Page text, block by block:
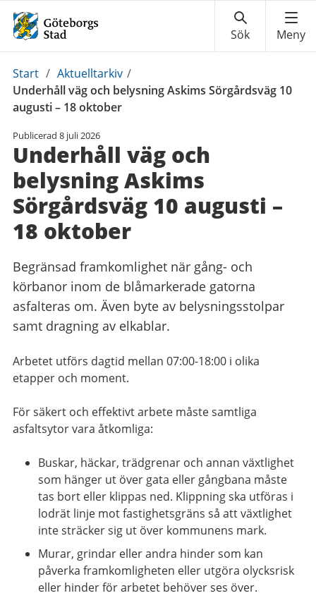
Du
är
här:
Start / Aktuelltarkiv /
Underhåll väg och belysning Askims Sörgårdsväg 10
augusti – 18 oktober
Publicerad 8 juli 2026
Underhåll väg och
belysning Askims
Sörgårdsväg 10 augusti –
18 oktober
Begränsad framkomlighet när gång- och
körbanor inom de blåmarkerade gatorna
asfalteras om. Även byte av belysningsstolpar
samt dragning av elkablar.
Arbetet utförs dagtid mellan 07:00-18:00 i olika
etapper och moment.
För säkert och effektivt arbete måste samtliga
asfaltsytor vara åtkomliga:
Buskar, häckar, trädgrenar och annan växtlighet
som hänger ut över gata eller gångbana måste
tas bort eller klippas ned. Klippning ska utföras i
lodrät linje mot fastighetsgräns så att växtlighet
inte sträcker sig ut över kommunens mark.
Murar, grindar eller andra hinder som kan
påverka framkomligheten eller utgöra olycksrisk
eller hinder för arbetet behöver ses över.